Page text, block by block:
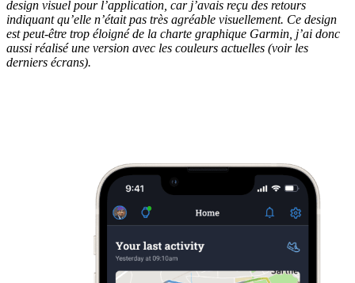
design visuel pour l’application, car j’avais reçu des retours
indiquant qu’elle n’était pas très agréable visuellement. Ce design
est peut-être trop éloigné de la charte graphique Garmin, j’ai donc
aussi réalisé une version avec les couleurs actuelles (voir les
derniers écrans).